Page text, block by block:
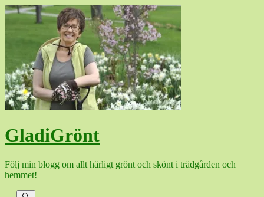
Hoppa
GladiGrönt
Följ min blogg om allt härligt grönt och skönt i trädgården och
hemmet!